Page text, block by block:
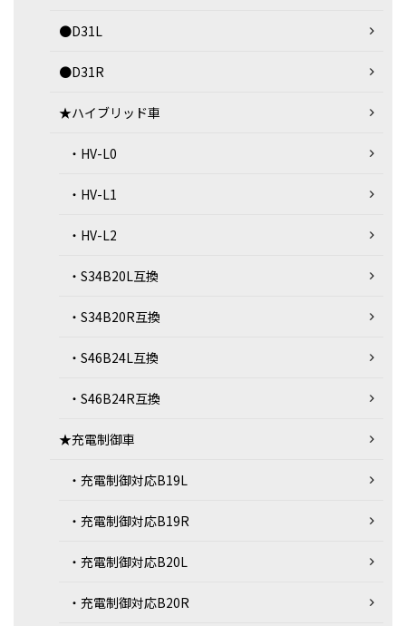
●D31L
●D31R
★ハイブリッド車
・HV-L0
・HV-L1
・HV-L2
・S34B20L互換
・S34B20R互換
・S46B24L互換
・S46B24R互換
★充電制御車
・充電制御対応B19L
・充電制御対応B19R
・充電制御対応B20L
・充電制御対応B20R